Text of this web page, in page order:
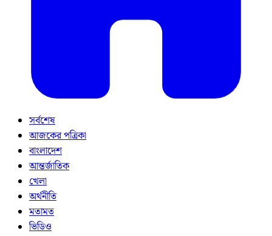
সর্বশেষ
আজকের পত্রিকা
বাংলাদেশ
আন্তর্জাতিক
খেলা
অর্থনীতি
মতামত
ভিডিও